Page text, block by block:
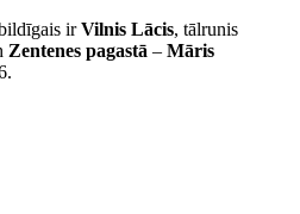
irVilnis Lācis, tālrunis
Zentenes pagastā – Māris